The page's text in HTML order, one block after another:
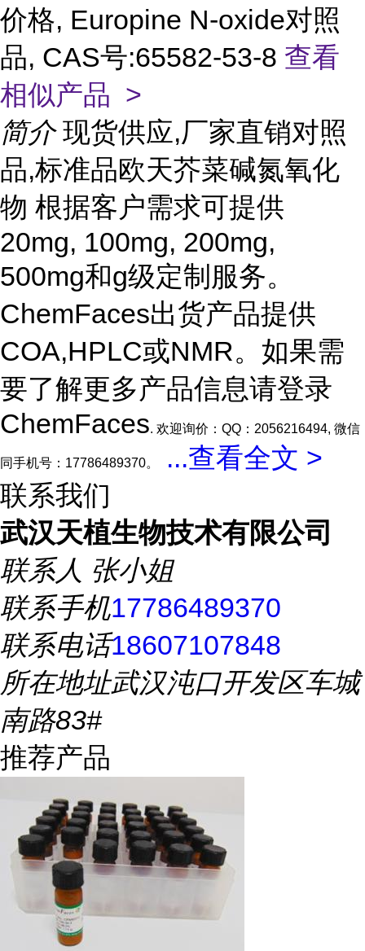
价格, Europine N-oxide对照
品, CAS号:65582-53-8 查看
相似产品 >
简介 现货供应,厂家直销对照
品,标准品欧天芥菜碱氮氧化
物 根据客户需求可提供
20mg, 100mg, 200mg,
500mg和g级定制服务。
ChemFaces出货产品提供
COA,HPLC或NMR。如果需
要了解更多产品信息请登录
ChemFaces. 欢迎询价：QQ：2056216494, 微信
同手机号：17786489370。 ...查看全文 >
联系我们
武汉天植生物技术有限公司
联系人 张小姐
联系手机17786489370
联系电话18607107848
所在地址武汉沌口开发区车城
南路83#
推荐产品